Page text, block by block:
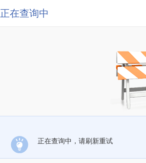
正在查询中
正在查询中，请刷新重试